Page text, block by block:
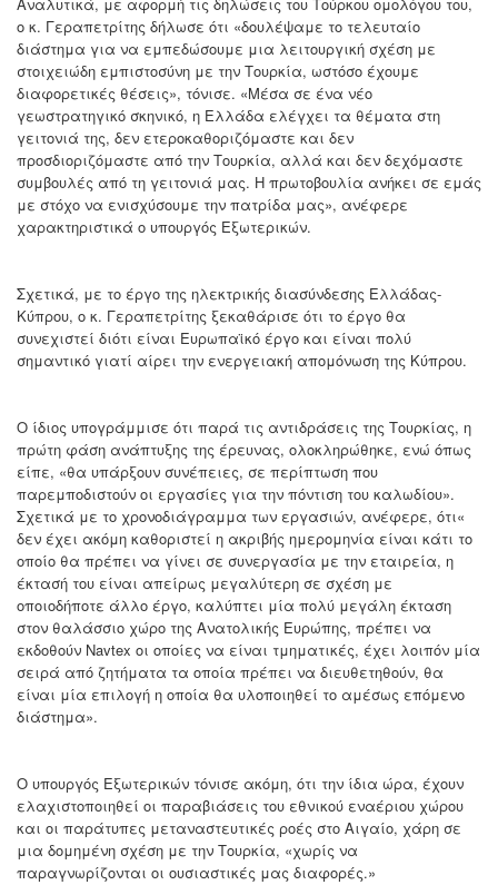
Αναλυτικά, με αφορμή τις δηλώσεις του Τούρκου ομολόγου του,
ο κ. Γεραπετρίτης δήλωσε ότι «δουλέψαμε το τελευταίο
διάστημα για να εμπεδώσουμε μια λειτουργική σχέση με
στοιχειώδη εμπιστοσύνη με την Τουρκία, ωστόσο έχουμε
διαφορετικές θέσεις», τόνισε. «Μέσα σε ένα νέο
γεωστρατηγικό σκηνικό, η Ελλάδα ελέγχει τα θέματα στη
γειτονιά της, δεν ετεροκαθοριζόμαστε και δεν
προσδιοριζόμαστε από την Τουρκία, αλλά και δεν δεχόμαστε
συμβουλές από τη γειτονιά μας. Η πρωτοβουλία ανήκει σε εμάς
με στόχο να ενισχύσουμε την πατρίδα μας», ανέφερε
χαρακτηριστικά ο υπουργός Εξωτερικών.
Σχετικά, με το έργο της ηλεκτρικής διασύνδεσης Ελλάδας-
Κύπρου, ο κ. Γεραπετρίτης ξεκαθάρισε ότι το έργο θα
συνεχιστεί διότι είναι Ευρωπαϊκό έργο και είναι πολύ
σημαντικό γιατί αίρει την ενεργειακή απομόνωση της Κύπρου.
Ο ίδιος υπογράμμισε ότι παρά τις αντιδράσεις της Τουρκίας, η
πρώτη φάση ανάπτυξης της έρευνας, ολοκληρώθηκε, ενώ όπως
είπε, «θα υπάρξουν συνέπειες, σε περίπτωση που
παρεμποδιστούν οι εργασίες για την πόντιση του καλωδίου».
Σχετικά με το χρονοδιάγραμμα των εργασιών, ανέφερε, ότι«
δεν έχει ακόμη καθοριστεί η ακριβής ημερομηνία είναι κάτι το
οποίο θα πρέπει να γίνει σε συνεργασία με την εταιρεία, η
έκτασή του είναι απείρως μεγαλύτερη σε σχέση με
οποιοδήποτε άλλο έργο, καλύπτει μία πολύ μεγάλη έκταση
στον θαλάσσιο χώρο της Ανατολικής Ευρώπης, πρέπει να
εκδοθούν Navtex οι οποίες να είναι τμηματικές, έχει λοιπόν μία
σειρά από ζητήματα τα οποία πρέπει να διευθετηθούν, θα
είναι μία επιλογή η οποία θα υλοποιηθεί το αμέσως επόμενο
διάστημα».
Ο υπουργός Εξωτερικών τόνισε ακόμη, ότι την ίδια ώρα, έχουν
ελαχιστοποιηθεί οι παραβιάσεις του εθνικού εναέριου χώρου
και οι παράτυπες μεταναστευτικές ροές στο Αιγαίο, χάρη σε
μια δομημένη σχέση με την Τουρκία, «χωρίς να
παραγνωρίζονται οι ουσιαστικές μας διαφορές.»